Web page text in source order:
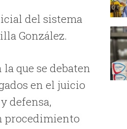
del sistema
González.
que se debaten
en el juicio
defensa,
procedimiento